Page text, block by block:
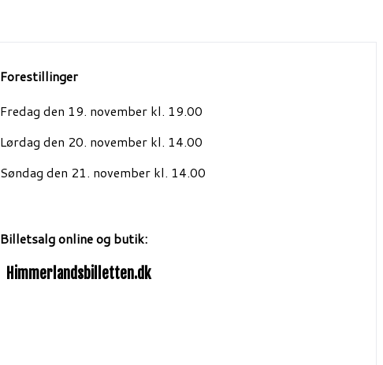
Forestillinger
Fredag den 19. november kl. 19.00
Lørdag den 20. november kl. 14.00
Søndag den 21. november kl. 14.00
Billetsalg online og butik:
Himmerlandsbilletten.dk